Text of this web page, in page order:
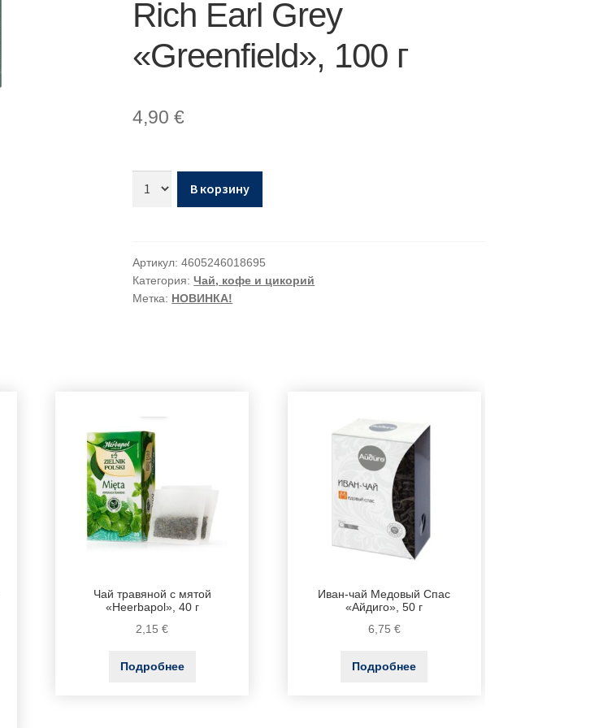
Rich Earl Grey
«Greenfield», 100 г
4,90€
В корзину
Артикул:4605246018695
Категория:Чай, кофе и цикорий
Метка: НОВИНКА!
Чай травяной с мятой
«Heerbapol», 40 г
2,15€
Подробнее
Иван-чай Медовый Спас
«Айдиго», 50 г
6,75 €
Подробнее